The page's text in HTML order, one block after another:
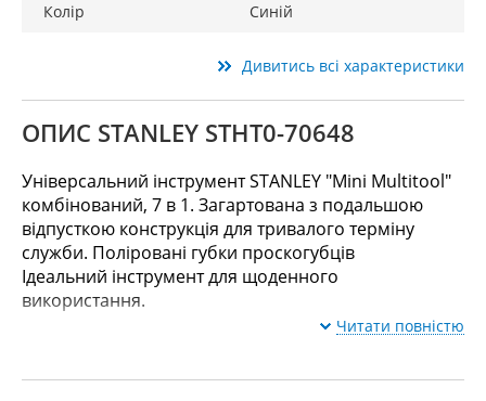
Колір
Синій
Дивитись всі характеристики
ОПИС STANLEY STHT0-70648
Універсальний інструмент STANLEY "Mini Multitool"
комбінований, 7 в 1. Загартована з подальшою
відпусткою конструкція для тривалого терміну
служби. Поліровані губки проскогубців
Ідеальний інструмент для щоденного
використання.
Читати повністю